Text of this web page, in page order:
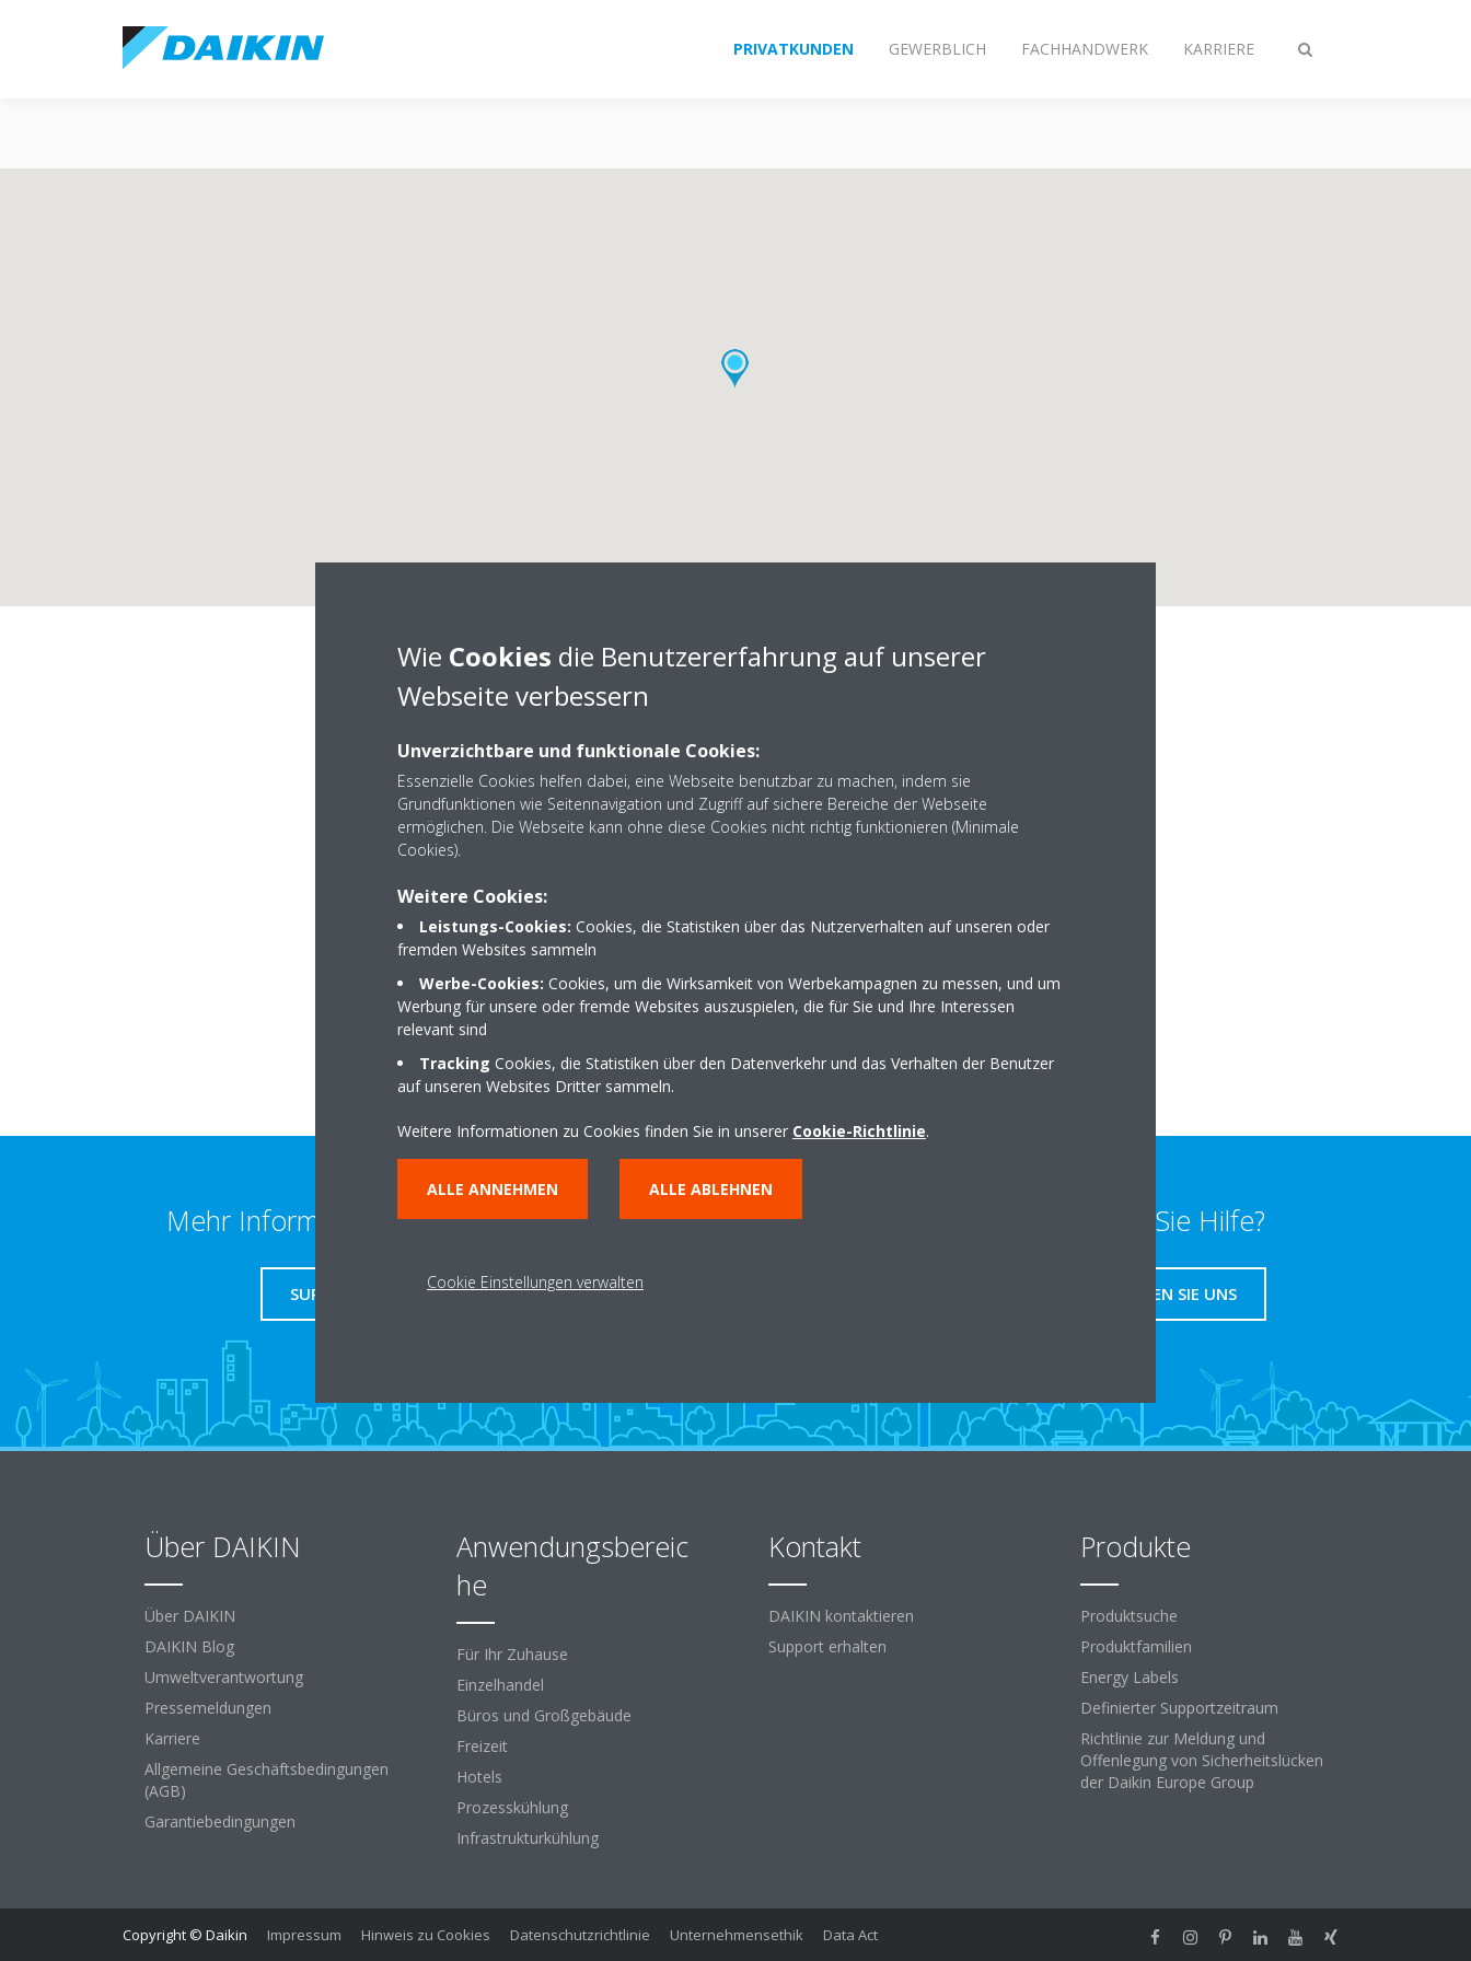
Suche
PRIVATKUNDEN GEWERBLICH FACHHANDWERK KARRIERE
Intakt GmbH
DAIKIN Partner Intakt GmbH aus Oederan - Nehmen Sie Kontakt auf: 01729 612783
Zur Räuberschänke 8b
http://www.intakt-gebaeudetechnik.de
Mehr Information erhalten
SUPPORT
Benötigen Sie Hilfe?
KONTAKTIEREN SIE UNS
Über DAIKIN
Über DAIKIN
DAIKIN Blog
Umweltverantwortung
Pressemeldungen
Karriere
Allgemeine Geschäftsbedingungen
(AGB)
Garantiebedingungen
Anwendungsbereic
he
Für Ihr Zuhause
Einzelhandel
Büros und Großgebäude
Freizeit
Hotels
Prozesskühlung
Infrastrukturkühlung
Kontakt
DAIKIN kontaktieren
Support erhalten
Produkte
Produktsuche
Produktfamilien
Energy Labels
Definierter Supportzeitraum
Richtlinie zur Meldung und
Offenlegung von Sicherheitslücken
der Daikin Europe Group
Copyright © Daikin Impressum Hinweis zu Cookies Datenschutzrichtlinie Unternehmensethik Data Act
Wie Cookies die Benutzererfahrung auf unserer
Webseite verbessern
Unverzichtbare und funktionale Cookies:
Essenzielle Cookies helfen dabei, eine Webseite benutzbar zu machen, indem sie
Grundfunktionen wie Seitennavigation und Zugriff auf sichere Bereiche der Webseite
ermöglichen. Die Webseite kann ohne diese Cookies nicht richtig funktionieren (Minimale
Cookies).
Weitere Cookies:
Leistungs-Cookies: Cookies, die Statistiken über das Nutzerverhalten auf unseren oder
fremden Websites sammeln
Werbe-Cookies: Cookies, um die Wirksamkeit von Werbekampagnen zu messen, und um
Werbung für unsere oder fremde Websites auszuspielen, die für Sie und Ihre Interessen
relevant sind
Tracking Cookies, die Statistiken über den Datenverkehr und das Verhalten der Benutzer
auf unseren Websites Dritter sammeln.
Weitere Informationen zu Cookies finden Sie in unserer Cookie-Richtlinie.
ALLE ANNEHMEN ALLE ABLEHNEN
Cookie Einstellungen verwalten